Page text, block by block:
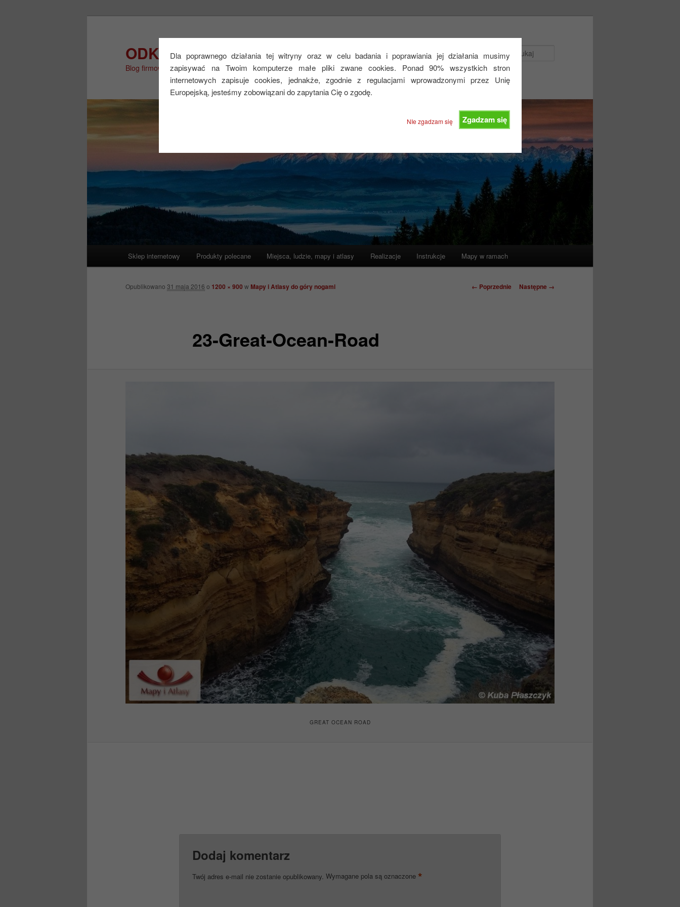
Dla poprawnego działania tej witryny oraz w celu badania i poprawiania jej działania musimy
zapisywać na Twoim komputerze małe pliki zwane cookies. Ponad 90% wszystkich stron
internetowych zapisuje cookies, jednakże, zgodnie z regulacjami wprowadzonymi przez Unię
Europejską, jesteśmy zobowiązani do zapytania Cię o zgodę.
Zgadzam się
NIe zgadzam się
ODKRYJ WIĘCEJ
Blog firmowy
Sklep internetowy Produkty polecane Miejsca, ludzie, mapy i atlasy Realizacje Instrukcje Mapy w ramach
Nawigacja
← Poprzednie Następne →
23-Great-Ocean-Road
Opublikowano 31 maja 2016 o 1200 × 900 w Mapy i Atlasy do góry nogami
GREAT OCEAN ROAD
Dodaj komentarz
Twój adres e-mail nie zostanie opublikowany. Wymagane pola są oznaczone *